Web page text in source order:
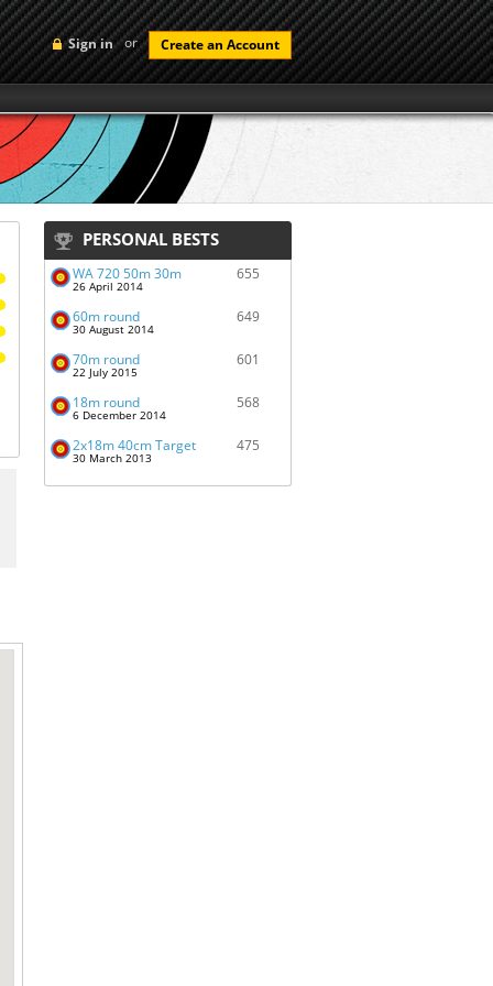
Sign in or Create an Account
PERSONAL BESTS
WA 720 50m 30m
26 April 2014
655
60m round
30 August 2014
649
70m round
22 July 2015
601
18m round
6 December 2014
568
2x18m 40cm Target
30 March 2013
475